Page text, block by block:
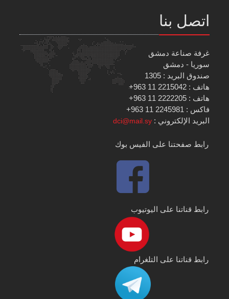
اتصل بنا
غرفة صناعة دمشق
سوريا - دمشق
صندوق البريد : 1305
هاتف : 2215042 11 963+
هاتف : 2222205 11 963+
فاكس : 2245981 11 963+
البريد الإلكتروني :dci@mail.sy
رابط صفحتنا على الفيس بوك
رابط قناتنا على اليوتيوب
رابط قناتنا على التلغرام